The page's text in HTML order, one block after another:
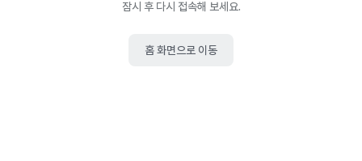
잠시 후 다시 접속해 보세요.
홈 화면으로 이동